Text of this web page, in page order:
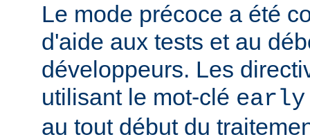
Le mode précoce a été
d'aide aux tests et au
développeurs. Les
utilisant le mot-clé early
au tout début du